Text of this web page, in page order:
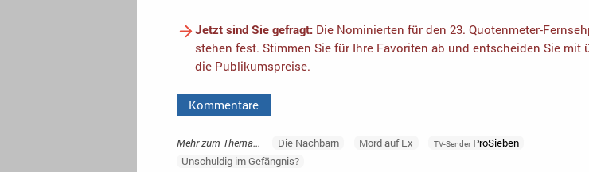
Jetzt sind Sie gefragt:Die Nominierten für den 23. Quotenmeter-
stehen fest. Stimmen Sie für Ihre Favoriten ab und entscheiden Sie mit
die Publikumspreise.
Kommentare
Mehr zum Thema... Die Nachbarn Mord auf Ex TV-SenderProSieben
Unschuldig im Gefängnis?